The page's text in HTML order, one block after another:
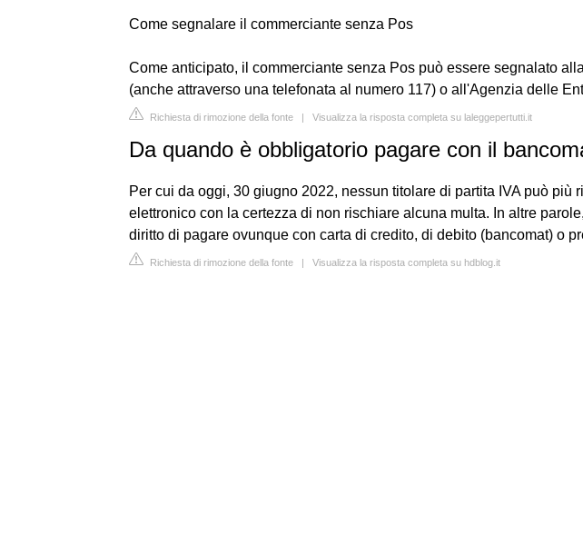
Come segnalare il commerciante senza Pos
Come anticipato, il commerciante senza Pos può essere segnalato
(anche attraverso una telefonata al numero 117) o all'Agenzia delle
Richiesta di rimozione della fonte | Visualizza la risposta completa su laleggepertutti.it
Da quando è obbligatorio pagare con il
Per cui da oggi, 30 giugno 2022, nessun titolare di partita IVA può più
elettronico con la certezza di non rischiare alcuna multa. In altre
diritto di pagare ovunque con carta di credito, di debito (bancomat) o
Richiesta di rimozione della fonte | Visualizza la risposta completa su hdblog.it